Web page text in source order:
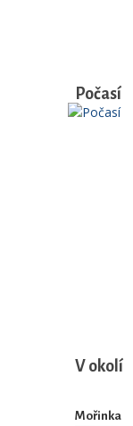
Počasí
V okolí
Mořinka